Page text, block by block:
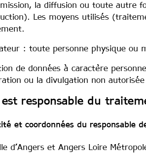
la diffusion ou toute autre
Les moyens utilisés
: toute personne physique ou
de données à caractère
ou la divulgation non
responsable du
et coordonnées du responsable
d’Angers et Angers Loire